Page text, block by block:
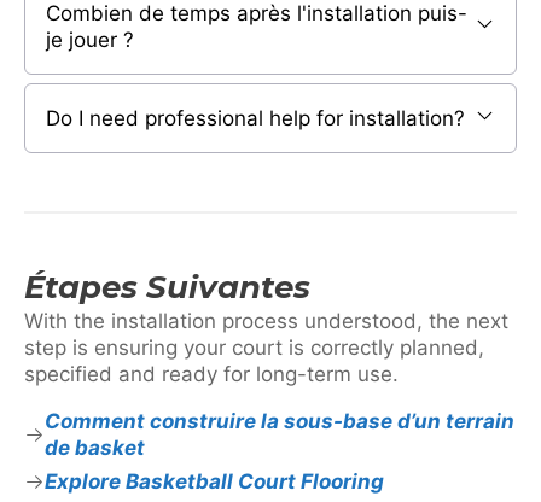
Combien de temps après l'installation puis-
je jouer ?
Do I need professional help for installation?
Étapes Suivantes
With the installation process understood, the next
step is ensuring your court is correctly planned,
specified and ready for long-term use.
Comment construire la sous-base d’un terrain
de basket
Explore Basketball Court Flooring